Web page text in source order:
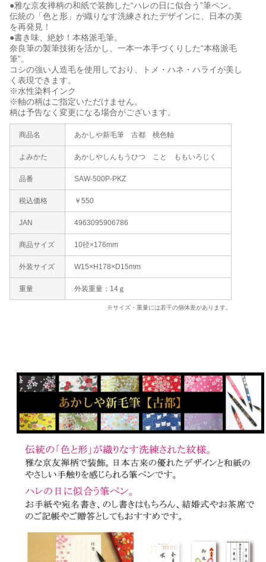
●雅な京友禅柄の和紙で装飾した“ハレの日に似合う”筆ペン。
伝統の「色と形」が織りなす洗練されたデザインに、日本の美
を再発見！
●書き味、絶妙！本格派毛筆。
奈良筆の製筆技術を活かし、一本一本手づくりした“本格派毛
筆”。
コシの強い人造毛を使用しており、トメ・ハネ・ハライが美し
く表現できます。
※水性染料インク
※軸の柄はご指定いただけません。
柄は予告なく変更になる場合がございます。
※サイズ・重量には若干の個体差があります。
商品名 あかしや新毛筆 古都 桃色軸
よみかた あかしやしんもうひつ こと ももいろじく
品番 SAW-500P-PKZ
税込価格 ￥550
JAN 4963095906786
商品サイズ 10径×176mm
外装サイズ W15×H178×D15mm
重量 外装重量：14ｇ